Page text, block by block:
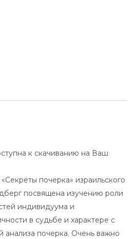
к скачиванию на Ваш
почерка» израильского
посвящена изучению роли
индивидуума и
в судьбе и характере с
почерка. Очень важно